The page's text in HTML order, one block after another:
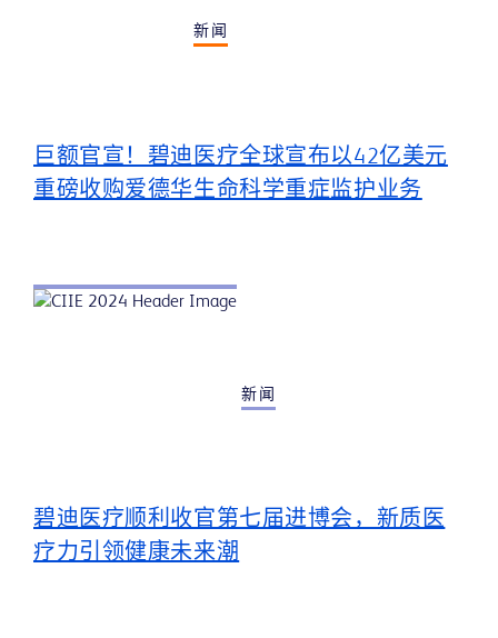
新闻
巨额官宣！碧迪医疗全球宣布以42亿美元
重磅收购爱德华生命科学重症监护业务
新闻
碧迪医疗顺利收官第七届进博会，新质医
疗力引领健康未来潮